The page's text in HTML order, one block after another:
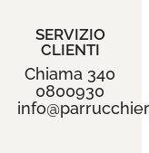
SERVIZIO
CLIENTI
Chiama 340
0800930